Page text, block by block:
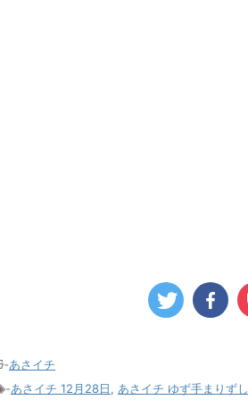
-あさイチ
-あさイチ 12月28日 あさイチ ゆず手まりずし